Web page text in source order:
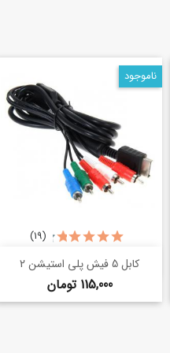
کابل 5 فیش پلی استیشن 2
قیمت 115,000 تومان
(19)
ناموجود
shopping_basketخرید سریع